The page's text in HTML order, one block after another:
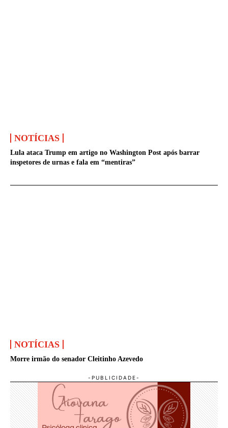
NOTÍCIAS
Lula ataca Trump em artigo no Washington Post após barrar
inspetores de urnas e fala em “mentiras”
NOTÍCIAS
Morre irmão do senador Cleitinho Azevedo